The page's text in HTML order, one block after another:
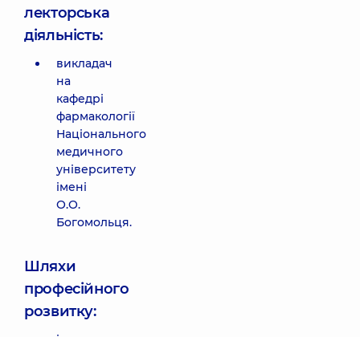
лекторська
діяльність:
викладач
на
кафедрі
фармакології
Національного
медичного
університету
імені
О.О.
Богомольця.
Шляхи
професійного
розвитку: